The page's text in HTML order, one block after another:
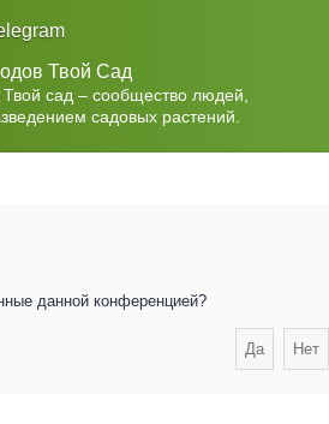
Твой Сад
Твой сад – сообщество людей,
садовых растений.
данной конференцией?